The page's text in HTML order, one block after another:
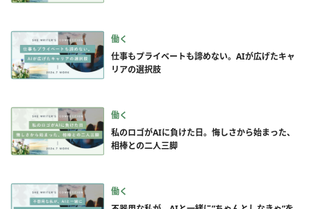
働く
仕事もプライベートも諦めない。AIが広げたキャ
リアの選択肢
働く
私のロゴがAIに負けた日。悔しさから始まった、
相棒との二人三脚
働く